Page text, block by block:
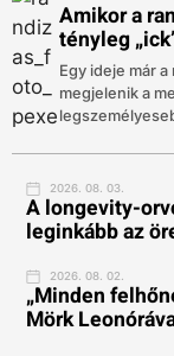
Amikor a
tényleg
Egy ideje már
megjelenik a
2026. 08. 03.
A longevity-
leginkább az
2026. 08. 02.
„Minden
Mörk